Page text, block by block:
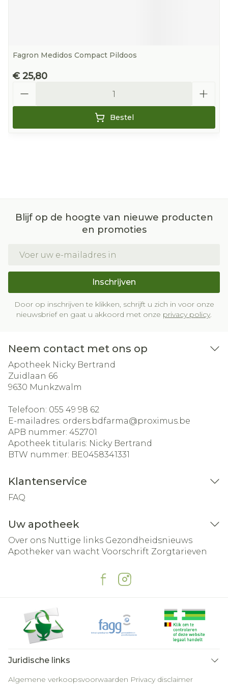
Fagron Medidos Compact Pildoos
€ 25,80
Bestel
Blijf op de hoogte van nieuwe producten
en promoties
Inschrijven
Door op inschrijven te klikken, schrijft u zich in voor onze
nieuwsbrief en gaat u akkoord met onze privacy policy.
Neem contact met ons op
Apotheek Nicky Bertrand
Zuidlaan 66
9630 Munkzwalm
Telefoon: 055 49 98 62
E-mailadres: orders.bdfarma@proximus.be
APB nummer: 452701
Apotheek titularis: Nicky Bertrand
BTW nummer: BE0458341331
Klantenservice
FAQ
Uw apotheek
Over ons Nuttige links Gezondheidsnieuws
Apotheker van wacht Voorschrift Zorgtarieven
Juridische links
Algemene verkoopsvoorwaarden Privacy disclaimer